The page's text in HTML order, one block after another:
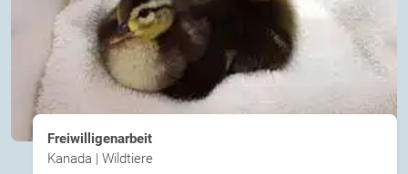
Freiwilligenarbeit
Kanada | Wildtiere